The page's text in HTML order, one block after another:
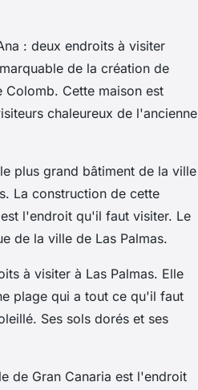
: deux endroits à visiter
de la création de
Cette maison est
chaleureux de l'ancienne
plus grand bâtiment de la ville
La construction de cette
l'endroit qu'il faut visiter. Le
de la ville de Las Palmas.
à visiter à Las Palmas. Elle
plage qui a tout ce qu'il faut
Ses sols dorés et ses
de Gran Canaria est l'endroit